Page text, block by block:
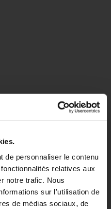
de personnaliser le contenu
relatives aux
notre trafic. Nous
sur l'utilisation de
de médias sociaux, de